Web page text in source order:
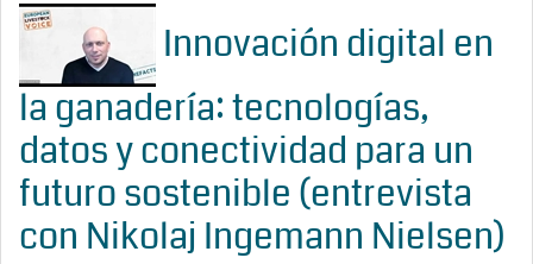
Innovación digital en
la ganadería: tecnologías,
datos y conectividad para un
futuro sostenible (entrevista
con Nikolaj Ingemann Nielsen)